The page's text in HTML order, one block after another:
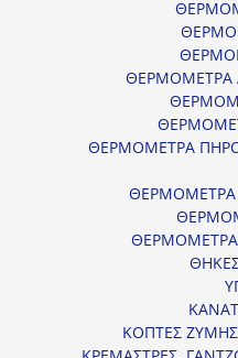
ΘΕΡΜΟΜΕΤΡΑ
ΘΕΡΜΟΜΕΤΡΑ
ΘΕΡΜΟΜΕΤΡΑ
ΚΟΠΤΕΣ ΖΥΜΗΣ